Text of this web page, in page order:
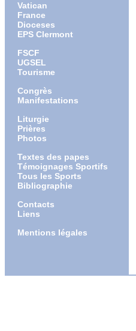
Vatican
France
Dioceses
EPS Clermont
FSCF
UGSEL
Tourisme
Congrès
Manifestations
Liturgie
Prières
Photos
Textes des papes
Témoignages Sportifs
Tous les Sports
Bibliographie
Contacts
Liens
Mentions légales